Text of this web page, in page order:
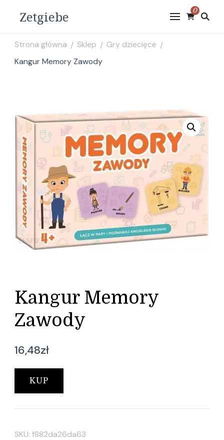
Zetgiebe 0
Strona główna / Sklep / Gry dziecięce /
Kangur Memory Zawody
Kangur Memory
Zawody
16,48zł
KUP
SKU: f882da26da63